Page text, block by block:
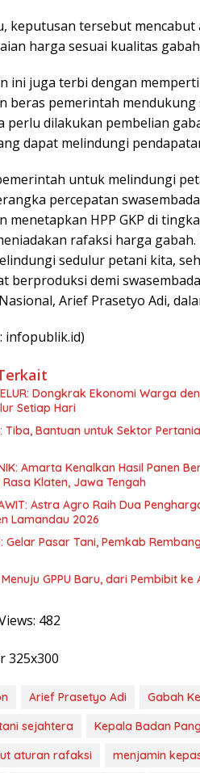
keputusan tersebut
harga sesuai kualitas
ini juga terbi dengan
beras pemerintah mendukung
perlu dilakukan pembelian
dapat melindungi
untuk melindungi
percepatan
menetapkan HPP GKP di
rafaksi harga
sedulur petani kita,
berproduksi demi
Arief Prasetyo Adi,
infopublik.id)
Dongkrak Ekonomi Warga
Setiap Hari
Tiba, Bantuan untuk Sektor
Amarta Kenalkan Hasil Panen
Klaten, Jawa Tengah
Astra Agro Raih Dua
Lamandau 2026
Gelar Pasar Tani, Pemkab
Menuju GPPU Baru, dari Pembibit
482
Arief Prasetyo Adi
Gabah
sejahtera
Kepala Badan
aturan rafaksi
menjamin